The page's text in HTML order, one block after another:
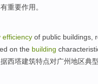
重要作用。
efficiency of public buildings
on the building
据西塔建筑特点对广州地区典型